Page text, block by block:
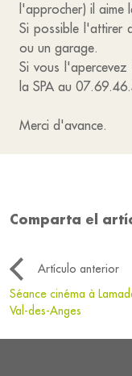
l'approcher) il aime
Si possible l'attirer
ou un garage.
Si vous
la SPA au
Merci d'avance.
Comparta el
Artículo anterior
Séance cinéma à
Val-des-Anges